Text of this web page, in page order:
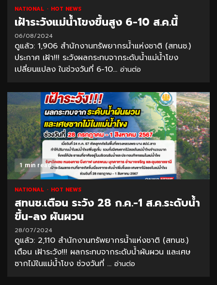
NATIONAL HOT NEWS
เฝ้าระวังแม่น้ำโขงขึ้นสูง 6-10 ส.ค.นี้
06/08/2024
ดูแล้ว: 1,906 สำนักงานทรัพยากรน้ำแห่งชาติ (สทนช.)
ประกาศ เฝ้า!!! ระวังผลกระทบจากระดับน้ำแม่น้ำโขง
เปลี่ยนแปลง ในช่วงวันที่ 6-10... อ่านต่อ
1 min read
NATIONAL HOT NEWS
สทนช.เตือน ระวัง 28 ก.ค.-1 ส.ค.ระดับน้ำ
ขึ้น-ลง ผันผวน
28/07/2024
ดูแล้ว: 2,110 สำนักงานทรัพยากรน้ำแห่งชาติ (สทนช.)
เตือน เฝ้าระวัง!!! ผลกระทบจากระดับน้ำผันผวน และเศษ
ซากไม้ในแม่น้ำโขง ช่วงวันที่ ... อ่านต่อ